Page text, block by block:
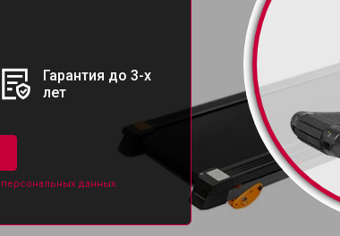
Гарантия до 3-х
лет
персональных данных.